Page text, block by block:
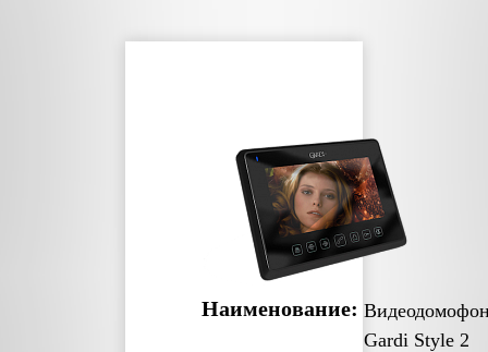
Наименование:
Gardi Style 2